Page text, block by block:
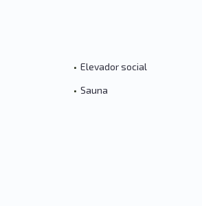
• Elevador social
• Sauna